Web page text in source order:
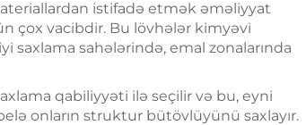
istifadə etmək əməliyyat
çox vacibdir. Bu lövhələr kimyəvi
saxlama sahələrində, emal zonalarında
qabiliyyəti ilə seçilir və bu, eyni
onların struktur bütövlüyünü saxlayır.